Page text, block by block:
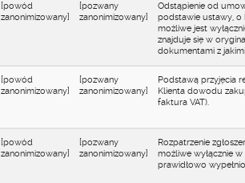
[powód
zanonimizowany]
[pozwany
zanonimizowany]
Odstąpienie od
podstawie ustawy, o
możliwe jest
znajduje się w
dokumentami z
[powód
zanonimizowany]
[pozwany
zanonimizowany]
Podstawą przyjęcia
Klienta dowodu
faktura VAT).
[powód
zanonimizowany]
[pozwany
zanonimizowany]
Rozpatrzenie
możliwe wyłącznie
prawidłowo